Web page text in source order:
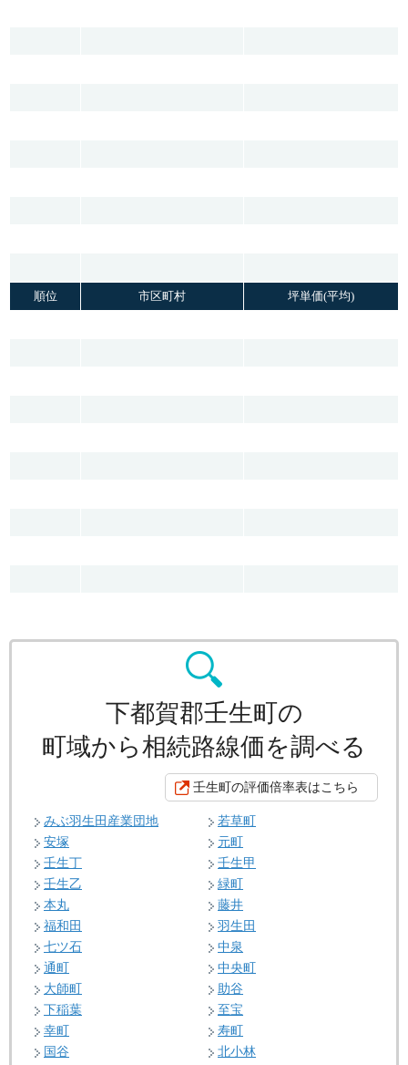
順位 市区町村 坪単価(平均)
下都賀郡壬生町の
町域から相続路線価を調べる
壬生町の評価倍率表はこちら
みぶ羽生田産業団地
若草町
安塚
元町
壬生丁
壬生甲
壬生乙
緑町
本丸
藤井
福和田
羽生田
七ツ石
中泉
通町
中央町
大師町
助谷
下稲葉
至宝
幸町
寿町
国谷
北小林